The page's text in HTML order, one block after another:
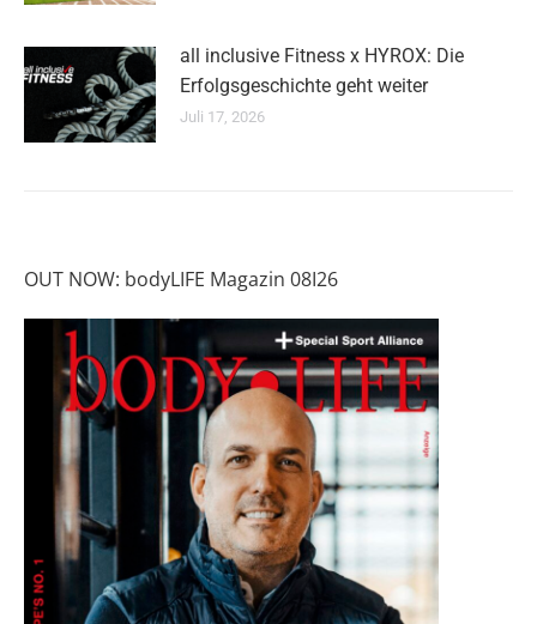
all inclusive Fitness x HYROX: Die
Erfolgsgeschichte geht weiter
Juli 17, 2026
OUT NOW: bodyLIFE Magazin 08I26